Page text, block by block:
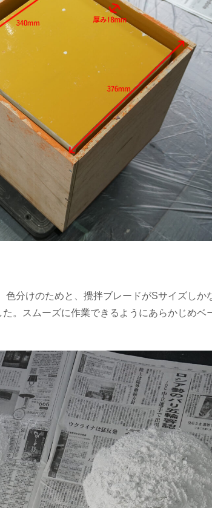
分けのためと、攪拌ブレードがSサイズしか
。スムーズに作業できるようにあらかじめベ